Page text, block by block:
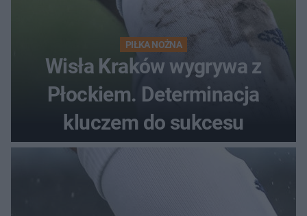
PIŁKA NOŻNA
Wisła Kraków wygrywa z
Płockiem. Determinacja
kluczem do sukcesu